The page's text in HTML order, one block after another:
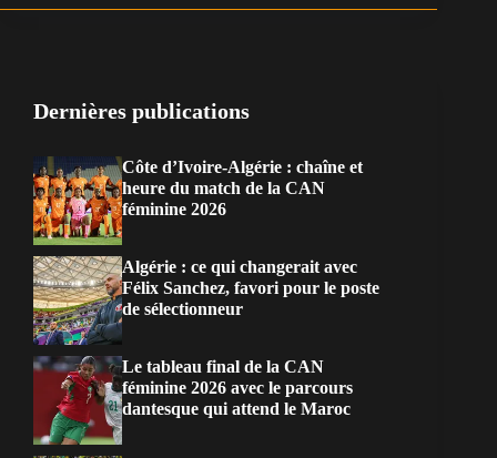
Dernières publications
Côte d’Ivoire-Algérie : chaîne et
heure du match de la CAN
féminine 2026
Algérie : ce qui changerait avec
Félix Sanchez, favori pour le poste
de sélectionneur
Le tableau final de la CAN
féminine 2026 avec le parcours
dantesque qui attend le Maroc